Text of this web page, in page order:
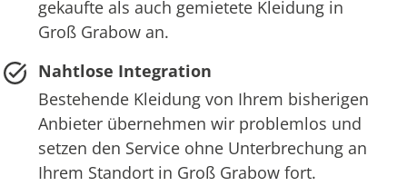
gekaufte als auch gemietete Kleidung in
Groß Grabow an.
Nahtlose Integration
Bestehende Kleidung von Ihrem bisherigen
Anbieter übernehmen wir problemlos und
setzen den Service ohne Unterbrechung an
Ihrem Standort in Groß Grabow fort.